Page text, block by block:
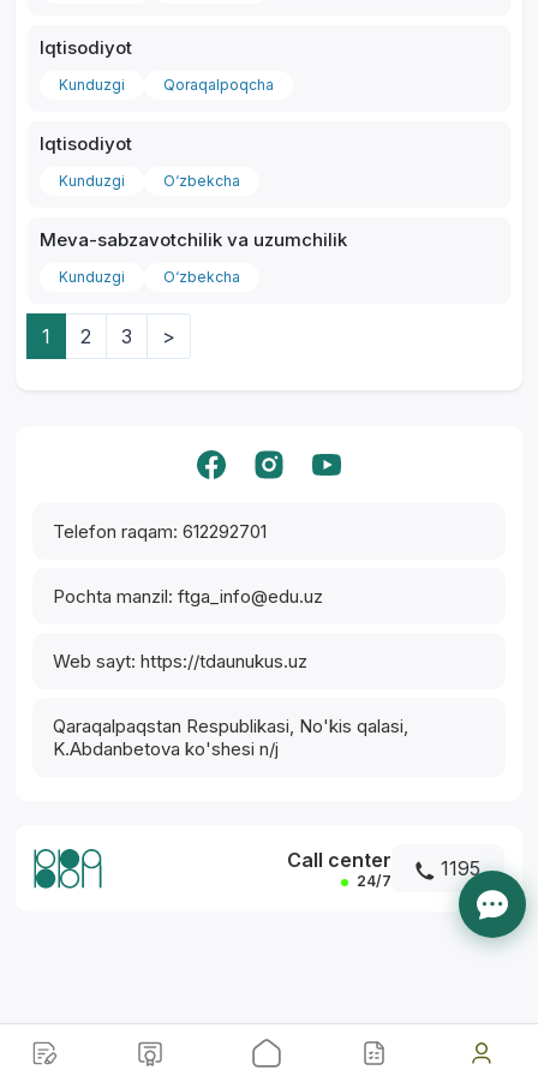
Telefon raqam: 612292701
Pochta manzil: ftga_info@edu.uz
Web sayt: https://tdaunukus.uz
Qaraqalpaqstan Respublikasi, No'kis qalasi,
K.Abdanbetova ko'shesi n/j
Iqtisodiyot
Kunduzgi Qoraqalpoqcha
Iqtisodiyot
Kunduzgi O‘zbekcha
Meva-sabzavotchilik va uzumchilik
Kunduzgi O‘zbekcha
1 2 3 >
Call center
24/7 1195